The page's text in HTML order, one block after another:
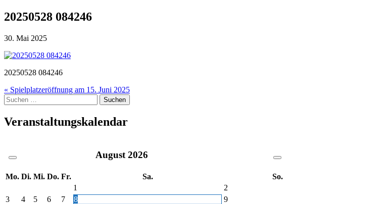
20250528 084246
30. Mai 2025
20250528 084246
Beitragsnavigation
« Spielplatzeröffnung am 15. Juni 2025
Suche
nach:
Veranstaltungskalendar
August 2026
Mo. Di. Mi. Do. Fr. Sa.
So.
1
2
3
4 5 6 7 8 9